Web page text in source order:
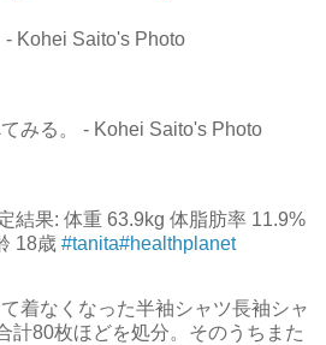
- Kohei Saito's Photo
みる。 - Kohei Saito's Photo
結果: 体重 63.9kg 体脂肪率 11.9%
18歳 #tanita#healthplanet
着なくなった半袖シャツ長袖シャ
計80枚ほどを処分。そのうちまた